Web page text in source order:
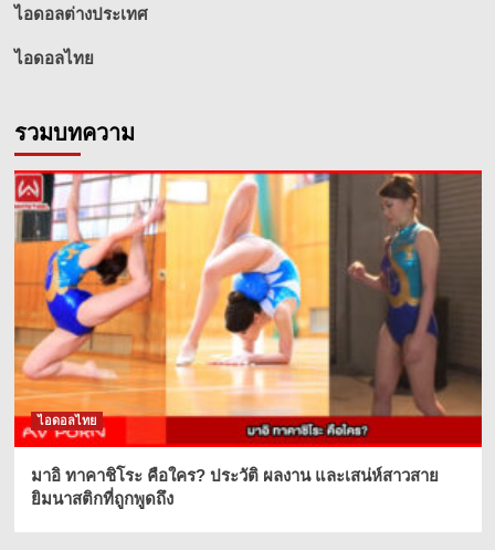
ไอดอลต่างประเทศ
ไอดอลไทย
รวมบทความ
ไอดอลไทย
มาอิ ทาคาชิโระ คือใคร? ประวัติ ผลงาน และเสน่ห์สาวสาย
ยิมนาสติกที่ถูกพูดถึง